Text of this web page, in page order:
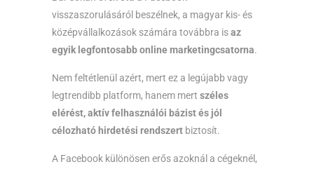
visszaszorulásáról beszélnek, a magyar kis- és
középvállalkozások számára továbbra isaz
egyik legfontosabb online marketingcsatorna.
Nem feltétlenül azért, mert ez a legújabb vagy
legtrendibb platform, hanem mert széles
elérést, aktív felhasználói bázist és jól
célozható hirdetési rendszert biztosít.
A Facebook különösen erős azoknál a cégeknél,